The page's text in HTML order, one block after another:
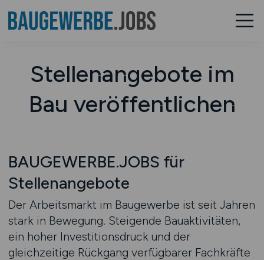
Stellenangebote im
Bau veröffentlichen
BAUGEWERBE.JOBS für
Stellenangebote
Der Arbeitsmarkt im Baugewerbe ist seit Jahren
stark in Bewegung. Steigende Bauaktivitäten,
ein hoher Investitionsdruck und der
gleichzeitige Rückgang verfügbarer Fachkräfte